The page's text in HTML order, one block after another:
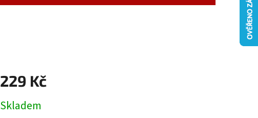
229 Kč
cena:
Skladem